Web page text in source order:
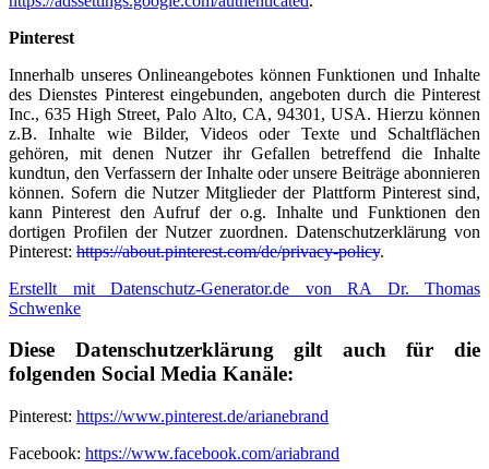
Pinterest
Innerhalb unseres Onlineangebotes können Funktionen und Inhalte
des Dienstes Pinterest eingebunden, angeboten durch die Pinterest
Inc., 635 High Street, Palo Alto, CA, 94301, USA. Hierzu können
z.B. Inhalte wie Bilder, Videos oder Texte und Schaltflächen
gehören, mit denen Nutzer ihr Gefallen betreffend die Inhalte
kundtun, den Verfassern der Inhalte oder unsere Beiträge abonnieren
können. Sofern die Nutzer Mitglieder der Plattform Pinterest sind,
kann Pinterest den Aufruf der o.g. Inhalte und Funktionen den
dortigen Profilen der Nutzer zuordnen. Datenschutzerklärung von
Pinterest: https://about.pinterest.com/de/privacy-policy.
Erstellt mit Datenschutz-Generator.de von RA Dr. Thomas
Schwenke
Diese Datenschutzerklärung gilt auch für die
folgenden Social Media Kanäle:
Pinterest: https://www.pinterest.de/arianebrand
Facebook: https://www.facebook.com/ariabrand